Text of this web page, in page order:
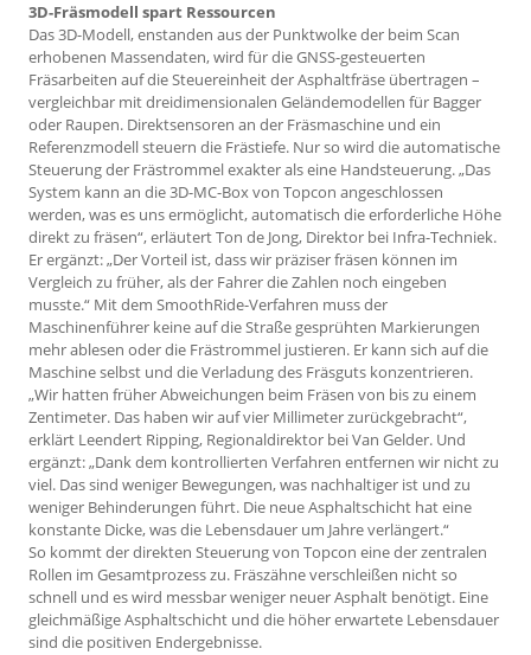
3D-Fräsmodell spart Ressourcen
Das 3D-Modell, enstanden aus der Punktwolke der beim Scan
erhobenen Massendaten, wird für die GNSS-gesteuerten
Fräsarbeiten auf die Steuereinheit der Asphaltfräse übertragen –
vergleichbar mit dreidimensionalen Geländemodellen für Bagger
oder Raupen. Direktsensoren an der Fräsmaschine und ein
Referenzmodell steuern die Frästiefe. Nur so wird die automatische
Steuerung der Frästrommel exakter als eine Handsteuerung. „Das
System kann an die 3D-MC-Box von Topcon angeschlossen
werden, was es uns ermöglicht, automatisch die erforderliche Höhe
direkt zu fräsen“, erläutert Ton de Jong, Direktor bei Infra-Techniek.
Er ergänzt: „Der Vorteil ist, dass wir präziser fräsen können im
Vergleich zu früher, als der Fahrer die Zahlen noch eingeben
musste.“ Mit dem SmoothRide-Verfahren muss der
Maschinenführer keine auf die Straße gesprühten Markierungen
mehr ablesen oder die Frästrommel justieren. Er kann sich auf die
Maschine selbst und die Verladung des Fräsguts konzentrieren.
„Wir hatten früher Abweichungen beim Fräsen von bis zu einem
Zentimeter. Das haben wir auf vier Millimeter zurückgebracht“,
erklärt Leendert Ripping, Regionaldirektor bei Van Gelder. Und
ergänzt: „Dank dem kontrollierten Verfahren entfernen wir nicht zu
viel. Das sind weniger Bewegungen, was nachhaltiger ist und zu
weniger Behinderungen führt. Die neue Asphaltschicht hat eine
konstante Dicke, was die Lebensdauer um Jahre verlängert.“
So kommt der direkten Steuerung von Topcon eine der zentralen
Rollen im Gesamtprozess zu. Fräszähne verschleißen nicht so
schnell und es wird messbar weniger neuer Asphalt benötigt. Eine
gleich­mäßige Asphaltschicht und die höher erwartete Lebensdauer
sind die positiven Endergebnisse.